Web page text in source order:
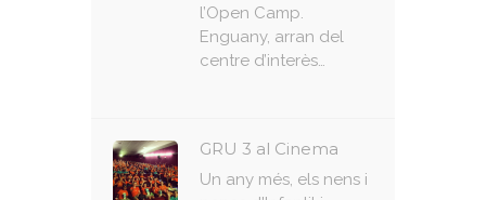
l’Open Camp.
Enguany, arran del
centre d’interès…
GRU 3 al Cinema
Un any més, els nens i